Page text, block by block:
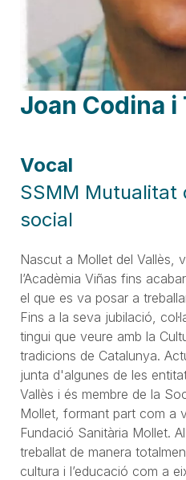
Joan Codina
Vocal
SSMM Mutualitat
social
Nascut a Mollet del Vallès,
l’Acadèmia Viñas fins
el que es va posar a
Fins a la seva jubilació,
tingui que veure amb la
tradicions de Catalunya.
junta d'algunes de les
Vallès i és membre de la
Mollet, formant part com a
Fundació Sanitària Mollet.
treballat de manera
cultura i l’educació com a